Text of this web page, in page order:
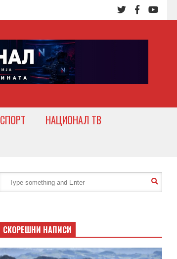
СПОРТ
НАЦИОНАЛ ТВ
СКОРЕШНИ НАПИСИ